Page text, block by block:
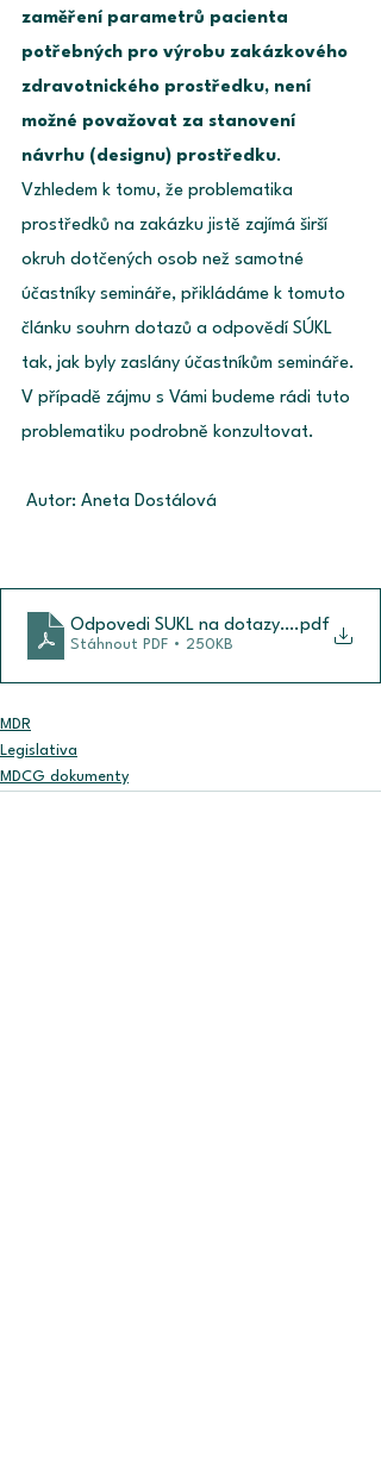
zaměření parametrů pacienta
potřebných pro výrobu zakázkového
zdravotnického prostředku, není
možné považovat za stanovení
návrhu (designu) prostředku.
Vzhledem k tomu, že problematika
prostředků na zakázku jistě zajímá širší
okruh dotčených osob než samotné
účastníky semináře, přikládáme k tomuto
článku souhrn dotazů a odpovědí SÚKL
tak, jak byly zaslány účastníkům semináře.
V případě zájmu s Vámi budeme rádi tuto
problematiku podrobně konzultovat.
Autor: Aneta Dostálová
Odpovedi SUKL na dotazy ze seminare
.pdf
Stáhnout PDF • 250KB
MDR
Legislativa
MDCG dokumenty